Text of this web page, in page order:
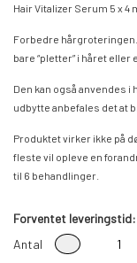
Hair Vitalizer Serum 5 x 4
Forbedre
bare “pletter” i håret
Den kan også anvendes
udbytte anbefales det at
Produktet virker ikke på
fleste vil opleve en
til 6 behandlinger.
Forventet leveringstid:
Antal